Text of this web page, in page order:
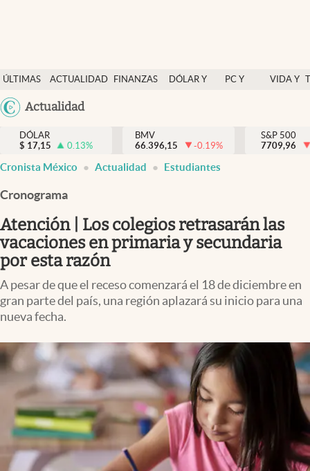
ÚLTIMAS
NOTICIAS
ACTUALIDAD
FINANZAS
DÓLAR Y
PC Y
VIDA Y
México
Actualidad
Actualidad
Finanzas y economía
Dólar y mercados
Pc y celular
Vida y estilo
Tv
Clima
Espiritualidad
Mediakit
abre en nueva pestaña
México
DÓLAR
$ 17,15 0.13%
BMV
66.396,15
-0.19%
S&P 500
7709,96
Cronista México Actualidad Estudiantes
Cronograma
Atención | Los colegios retrasarán las
vacaciones en primaria y secundaria
por esta razón
A pesar de que el receso comenzará el 18 de diciembre en
gran parte del país, una región aplazará su inicio para una
nueva fecha.